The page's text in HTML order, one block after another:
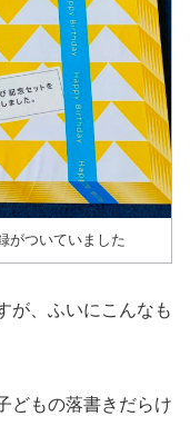
がついていました
が、ふいにこんなも
どもの落書きだらけ